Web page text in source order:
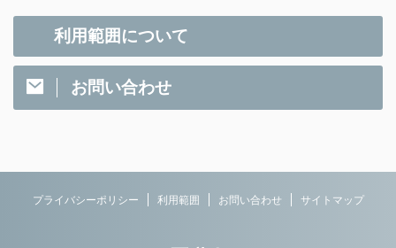
利用範囲について
お問い合わせ
プライバシーポリシー 利用範囲 お問い合わせ サイトマップ